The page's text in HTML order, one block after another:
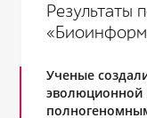
Результаты
Ученые
эволюционной